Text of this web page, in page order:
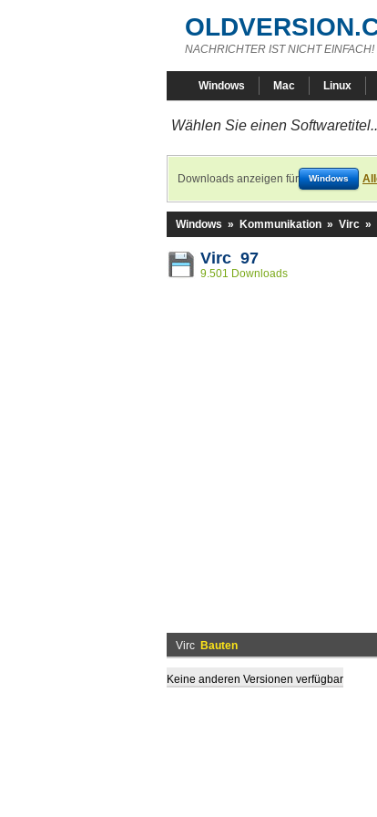
NACHRICHTER IST NICHT EINFACH!
Windows Mac Linux
Wählen Sie einen
Downloads anzeigen für Windows
Windows » Kommunikation » Virc »
Virc 97
9.501 Downloads
Virc Bauten
Keine anderen Versionen verfügbar